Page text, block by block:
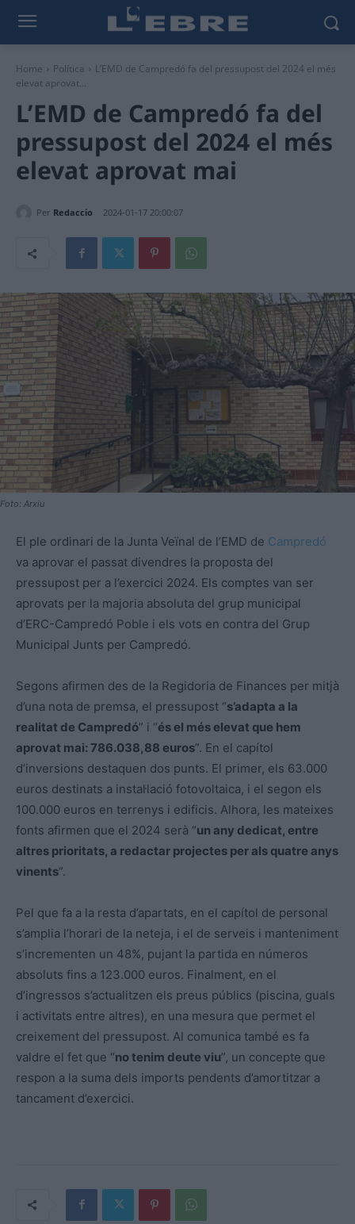
Home Política
L’EMD de Campredó fa del pressupost del 2024 el més
elevat aprovat...
L’EMD de Campredó fa del
pressupost del 2024 el més
elevat aprovat mai
Per Redaccio 2024-01-17 20:00:07
Foto: Arxiu
El ple ordinari de la Junta Veïnal de l’EMD de Campredó
va aprovar el passat divendres la proposta del
pressupost per a l’exercici 2024. Els comptes van ser
aprovats per la majoria absoluta del grup municipal
d’ERC-Campredó Poble i els vots en contra del Grup
Municipal Junts per Campredó.
Segons afirmen des de la Regidoria de Finances per mitjà
d’una nota de premsa, el pressupost “s’adapta a la
realitat de Campredó” i “és el més elevat que hem
aprovat mai: 786.038,88 euros”. En el capítol
d’inversions destaquen dos punts. El primer, els 63.000
euros destinats a instal·lació fotovoltaica, i el segon els
100.000 euros en terrenys i edificis. Alhora, les mateixes
fonts afirmen que el 2024 serà “un any dedicat, entre
altres prioritats, a redactar projectes per als quatre anys
vinents”.
Pel que fa a la resta d’apartats, en el capítol de personal
s’amplia l’horari de la neteja, i el de serveis i manteniment
s’incrementen un 48%, pujant la partida en números
absoluts fins a 123.000 euros. Finalment, en el
d’ingressos s’actualitzen els preus públics (piscina, guals
i activitats entre altres), en una mesura que permet el
creixement del pressupost. Al comunica també es fa
valdre el fet que “no tenim deute viu”, un concepte que
respon a la suma dels imports pendents d’amortitzar a
tancament d’exercici.